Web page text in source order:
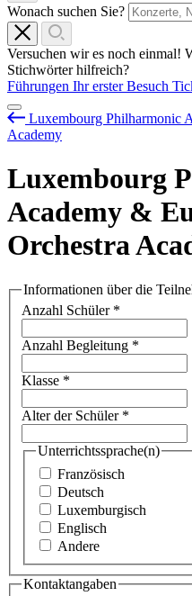
Wonach suchen Sie?
Versuchen wir es noch einmal!
Stichwörter hilfreich?
Führungen Ihr erster Besuch
Luxembourg Philharmonic
Academy
Luxembourg
Academy &
Orchestra
Informationen über die
Anzahl Schüler *
Anzahl Begleitung *
Klasse *
Alter der Schüler *
Unterrichtssprache(n)
Französisch
Deutsch
Luxemburgisch
Englisch
Andere
Kontaktangaben